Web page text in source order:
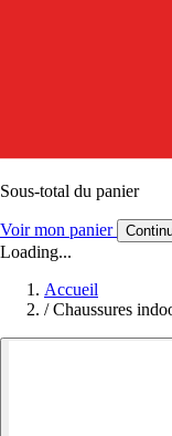
Sous-total du panier
Voir mon panier
Loading...
Accueil
/ Chaussures